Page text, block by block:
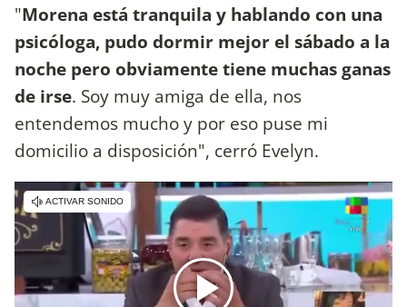
"Morena está tranquila y hablando con una
psicóloga, pudo dormir mejor el sábado a la
noche pero obviamente tiene muchas ganas
de irse. Soy muy amiga de ella, nos
entendemos mucho y por eso puse mi
domicilio a disposición", cerró Evelyn.